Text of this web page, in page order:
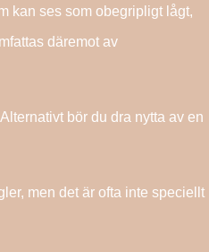
kan ses som obegripligt lågt,
däremot av
bör du dra nytta av en
men det är ofta inte speciellt